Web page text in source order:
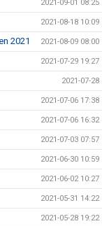
2021-09-01 08:25
2021-08-18 10:09
2021 2021-08-09 08:00
2021-07-29 19:27
2021-07-28
2021-07-06 17:38
2021-07-06 16:32
2021-07-03 07:57
2021-06-30 10:59
2021-06-02 10:27
2021-05-31 14:22
2021-05-28 19:22